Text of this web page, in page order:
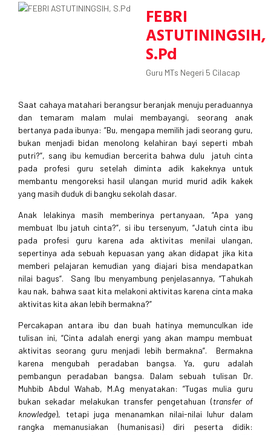
FEBRI
ASTUTININGSIH,
S.Pd
Guru MTs Negeri 5 Cilacap
Saat cahaya matahari berangsur beranjak menuju peraduannya
dan temaram malam mulai membayangi, seorang anak
bertanya pada ibunya: ”Bu, mengapa memilih jadi seorang guru,
bukan menjadi bidan menolong kelahiran bayi seperti mbah
putri?”, sang ibu kemudian bercerita bahwa dulu jatuh cinta
pada profesi guru setelah diminta adik kakeknya untuk
membantu mengoreksi hasil ulangan murid murid adik kakek
yang masih duduk di bangku sekolah dasar.
Anak lelakinya masih memberinya pertanyaan, “Apa yang
membuat Ibu jatuh cinta?”, si ibu tersenyum, “Jatuh cinta ibu
pada profesi guru karena ada aktivitas menilai ulangan,
sepertinya ada sebuah kepuasan yang akan didapat jika kita
memberi pelajaran kemudian yang diajari bisa mendapatkan
nilai bagus“. Sang Ibu menyambung penjelasannya, “Tahukah
kau nak, bahwa saat kita melakoni aktivitas karena cinta maka
aktivitas kita akan lebih bermakna?”
Percakapan antara ibu dan buah hatinya memunculkan ide
tulisan ini, “Cinta adalah energi yang akan mampu membuat
aktivitas seorang guru menjadi lebih bermakna”. Bermakna
karena mengubah peradaban bangsa. Ya, guru adalah
pembangun peradaban bangsa. Dalam sebuah tulisan Dr.
Muhbib Abdul Wahab, M.Ag menyatakan: ”Tugas mulia guru
bukan sekadar melakukan transfer pengetahuan (transfer of
knowledge), tetapi juga menanamkan nilai-nilai luhur dalam
rangka memanusiakan (humanisasi) diri peserta didik: